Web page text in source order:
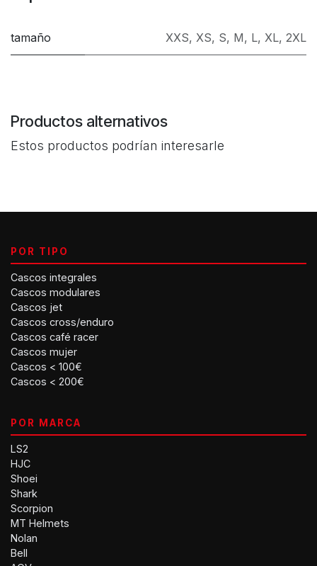
tamaño XXS, XS, S, M, L, XL, 2XL
Productos alternativos
Estos productos podrían interesarle
POR TIPO
Cascos integrales
Cascos modulares
Cascos jet
Cascos cross/enduro
Cascos café racer
Cascos mujer
Cascos < 100€
Cascos < 200€
POR MARCA
LS2
HJC
Shoei
Shark
Scorpion
MT Helmets
Nolan
Bell